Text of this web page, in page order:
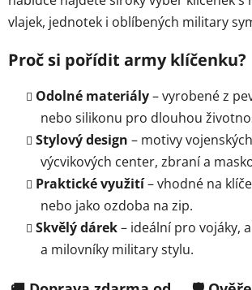
p
s
u
vlajek, jednotek i oblíbených military
Proč si pořídit army klíčenku?
Odolné materiály– vyrobené z
nebo silikonu pro dlouhou
Stylový design – motivy
výcvikových center, zbraní a
Praktické využití– vhodné na
nebo jako ozdoba na zip.
Skvělý dárek– ideální pro vojáky,
a milovníky military stylu.